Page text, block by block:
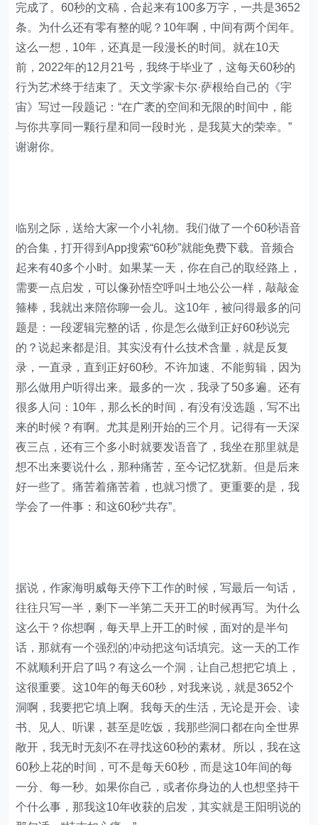
完成了。60秒的文稿，合起来有100多万字，一共是3652
条。为什么还有零有整的呢？10年啊，中间有两个闰年。
这么一想，10年，还真是一段漫长的时间。就在10天
前，2022年的12月21号，我终于毕业了，这每天60秒的
行为艺术终于结束了。天文学家卡尔·萨根给自己的《宇
宙》写过一段题记：“在广袤的空间和无限的时间中，能
与你共享同一颗行星和同一段时光，是我莫大的荣幸。”
谢谢你。
临别之际，送给大家一个小礼物。我们做了一个60秒语音
的合集，打开得到App搜索“60秒”就能免费下载。音频合
起来有40多个小时。如果某一天，你在自己的取经路上，
需要一点启发，可以像孙悟空呼叫土地公公一样，敲敲金
箍棒，我就出来陪你聊一会儿。这10年，被问得最多的问
题是：一段逻辑完整的话，你是怎么做到正好60秒说完
的？说起来都是泪。其实没有什么技术含量，就是反复
录，一直录，直到正好60秒。不许加速、不能剪辑，因为
那么做用户听得出来。最多的一次，我录了50多遍。还有
很多人问：10年，那么长的时间，有没有没选题，写不出
来的时候？有啊。尤其是刚开始的三个月。记得有一天深
夜三点，还有三个多小时就要发语音了，我坐在那里就是
想不出来要说什么，那种痛苦，至今记忆犹新。但是后来
好一些了。痛苦着痛苦着，也就习惯了。更重要的是，我
学会了一件事：和这60秒“共存”。
据说，作家海明威每天停下工作的时候，写最后一句话，
往往只写一半，剩下一半第二天开工的时候再写。为什么
这么干？你想啊，每天早上开工的时候，面对的是半句
话，那就有一个强烈的冲动把这句话填完。这一天的工作
不就顺利开启了吗？有这么一个洞，让自己想把它填上，
这很重要。这10年的每天60秒，对我来说，就是3652个
洞啊，我要把它填上啊。我每天的生活，无论是开会、读
书、见人、听课，甚至是吃饭，我那些洞口都在向全世界
敞开，我无时无刻不在寻找这60秒的素材。所以，我在这
60秒上花的时间，可不是每天60秒，而是这10年间的每
一分、每一秒。如果你自己，或者你身边的人也想坚持干
个什么事，那我这10年收获的启发，其实就是王阳明说的